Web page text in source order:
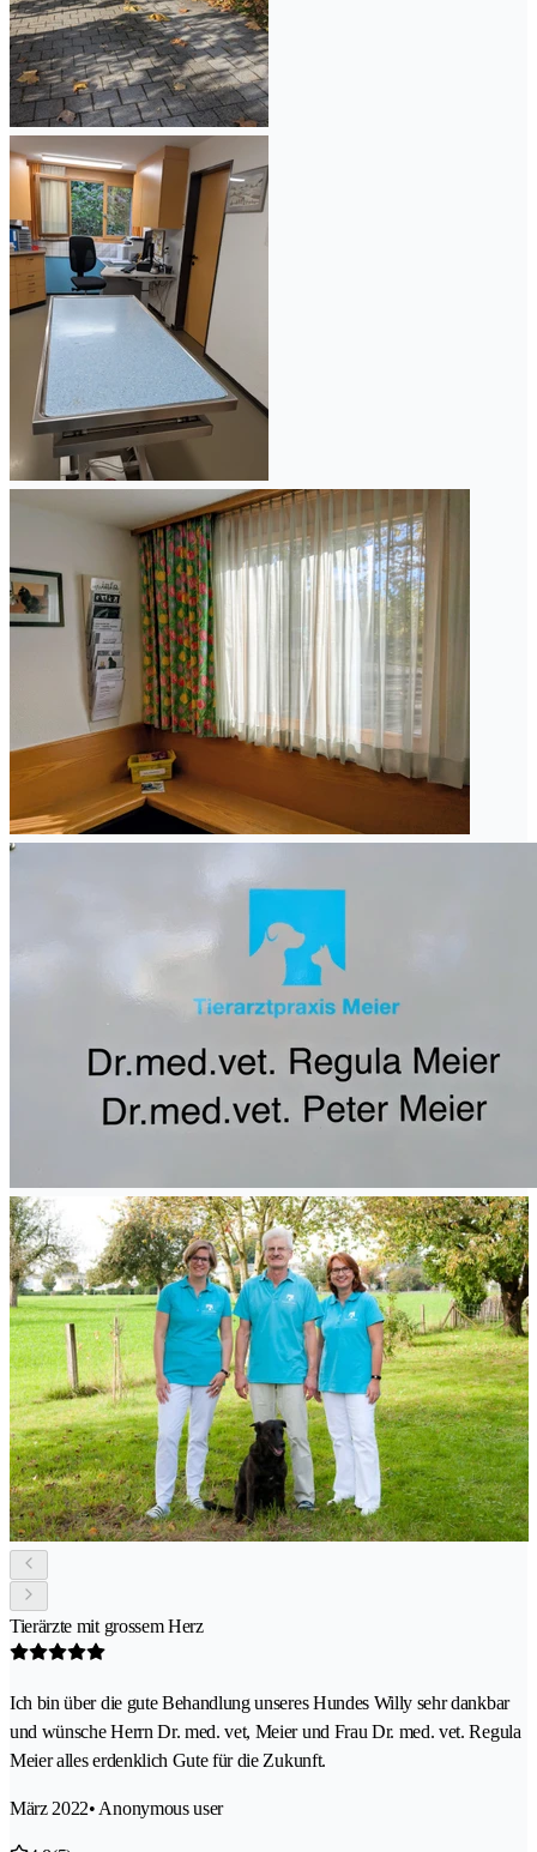
Tierärzte mit grossem Herz
Ich bin über die gute Behandlung unseres Hundes Willy sehr dankbar
und wünsche Herrn Dr. med. vet, Meier und Frau Dr. med. vet. Regula
Meier alles erdenklich Gute für die Zukunft.
März 2022• Anonymous user